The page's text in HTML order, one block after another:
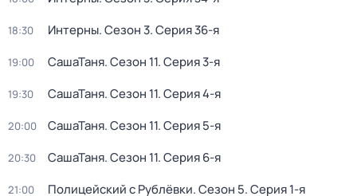
18:30 Интерны. Сезон 3. Серия 36-я
19:00 СашаТаня. Сезон 11. Серия 3-я
19:30 СашаТаня. Сезон 11. Серия 4-я
20:00 СашаТаня. Сезон 11. Серия 5-я
20:30 СашаТаня. Сезон 11. Серия 6-я
21:00 Полицейский с Рублёвки. Сезон 5. Серия 1-я